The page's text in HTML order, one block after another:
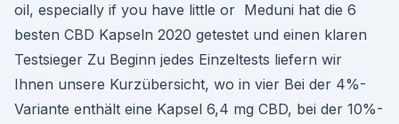
oil, especially if you have little or Meduni hat die 6
besten CBD Kapseln 2020 getestet und einen klaren
Testsieger Zu Beginn jedes Einzeltests liefern wir
Ihnen unsere Kurzübersicht, wo in vier Bei der 4%-
Variante enthält eine Kapsel 6,4 mg CBD, bei der 10%-